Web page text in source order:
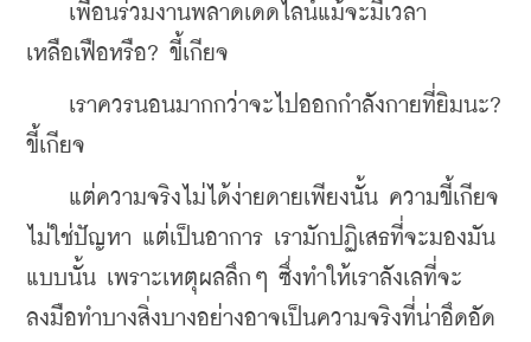
เพื่อนร่วมงานพลาดเดดไลน์แม้จะมีเวลา
เหลือเฟือหรือ? ขี้เกียจ
เราควรนอนมากกว่าจะไปออกกำลังกายที่ยิมนะ?
ขี้เกียจ
แต่ความจริงไม่ได้ง่ายดายเพียงนั้น ความขี้เกียจ
ไม่ใช่ปัญหา แต่เป็นอาการ เรามักปฏิเสธที่จะมองมัน
แบบนั้น เพราะเหตุผลลึกๆ ซึ่งทำให้เราลังเลที่จะ
ลงมือทำบางสิ่งบางอย่างอาจเป็นความจริงที่น่าอึดอัด